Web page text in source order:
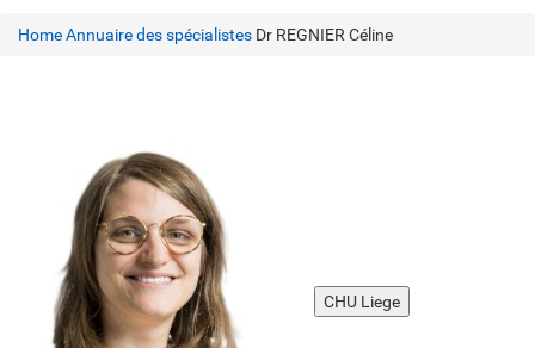
HomeAnnuaire des spécialistes Dr REGNIER Céline
CHU Liege